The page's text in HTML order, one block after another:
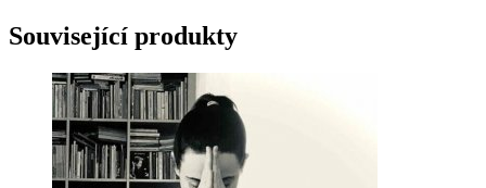
Související produkty